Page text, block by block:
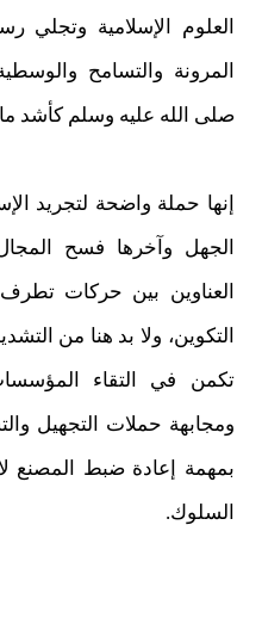
العلوم الإسلامية وتجلي
المرونة والتسامح
صلى الله عليه وسلم كأشد
إنها حملة واضحة لتجريد
الجهل وآخرها فسح
العناوين بين حركات
التكوين، ولا بد هنا من
تكمن في التقاء
ومجابهة حملات التجهيل
بمهمة إعادة ضبط المصنع
السلوك.